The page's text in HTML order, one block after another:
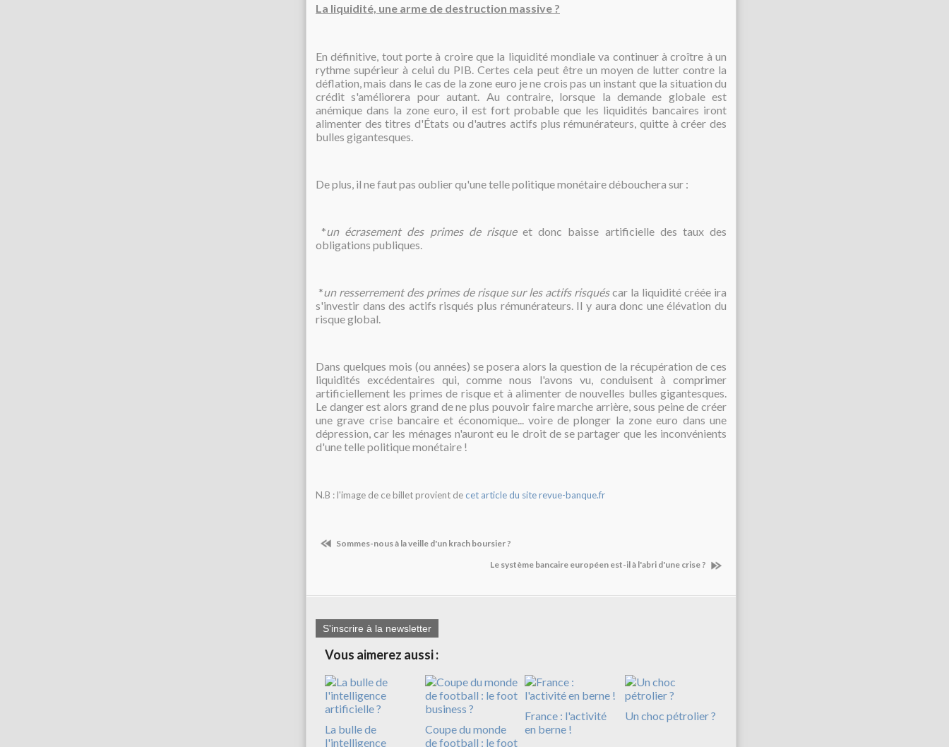
La liquidité, une arme de destruction massive ?
En définitive, tout porte à croire que la liquidité mondiale va continuer à croître à un
rythme supérieur à celui du PIB. Certes cela peut être un moyen de lutter contre la
déflation, mais dans le cas de la zone euro je ne crois pas un instant que la situation du
crédit s'améliorera pour autant. Au contraire, lorsque la demande globale est
anémique dans la zone euro, il est fort probable que les liquidités bancaires iront
alimenter des titres d'États ou d'autres actifs plus rémunérateurs, quitte à créer des
bulles gigantesques.
De plus, il ne faut pas oublier qu'une telle politique monétaire débouchera sur :
*un écrasement des primes de risqueet donc baisse artificielle des taux des
obligations publiques.
*un resserrement des primes de risque sur les actifs risquéscar la liquidité créée ira
s'investir dans des actifs risqués plus rémunérateurs. Il y aura donc une élévation du
risque global.
Dans quelques mois (ou années) se posera alors la question de la récupération de ces
liquidités excédentaires qui, comme nous l'avons vu, conduisent à comprimer
artificiellement les primes de risque et à alimenter de nouvelles bulles gigantesques.
Le danger est alors grand de ne plus pouvoir faire marche arrière, sous peine de créer
une grave crise bancaire et économique... voire de plonger la zone euro dans une
dépression, car les ménages n'auront eu le droit de se partager que les inconvénients
d'une telle politique monétaire !
N.B : l'image de ce billet provient decet article du site revue-banque.fr
Sommes-nous à la veille d'un krach boursier ?
Le système bancaire européen est-il à l'abri d'une crise ?
S'inscrire à la newsletter
Vous aimerez aussi :
La bulle de
l'intelligence
Coupe du monde
de football : le foot
France : l'activité
en berne !
Un choc pétrolier ?